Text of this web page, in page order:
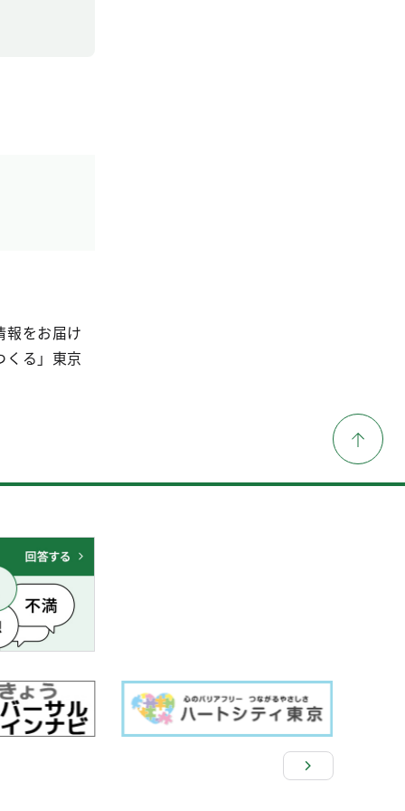
報をお届け
くる」東京